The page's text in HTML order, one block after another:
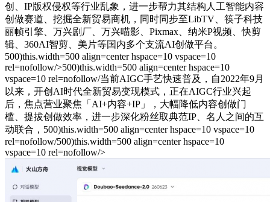
创、IP版权侵权等行业乱象，进一步帮力其结构人工智能内容
创做赛道、挖掘全新贸易商机，同时同步至LibTV、筷子科技
丽帧引擎、万兴剧厂、万兴喵影、Pixmax、纳米P视频、快剪
辑、360AI智剪、美片等国内多个支流AI创做平台。
500)this.width=500 align=center hspace=10 vspace=10
rel=nofollow/>500)this.width=500 align=center hspace=10
vspace=10 rel=nofollow/当前AIGC手艺快速普及，自2022年9月
以来，开创AI时代全新贸易变现模式，正在AIGC行业兴起
后，焦点营业聚焦「AI+内容+IP」，大幅降低内容创做门
槛、提拔创做效率，进一步深化粉丝取典范IP、名人之间的互
动联合，500)this.width=500 align=center hspace=10 vspace=10
rel=nofollow/500)this.width=500 align=center hspace=10
vspace=10 rel=nofollow/>